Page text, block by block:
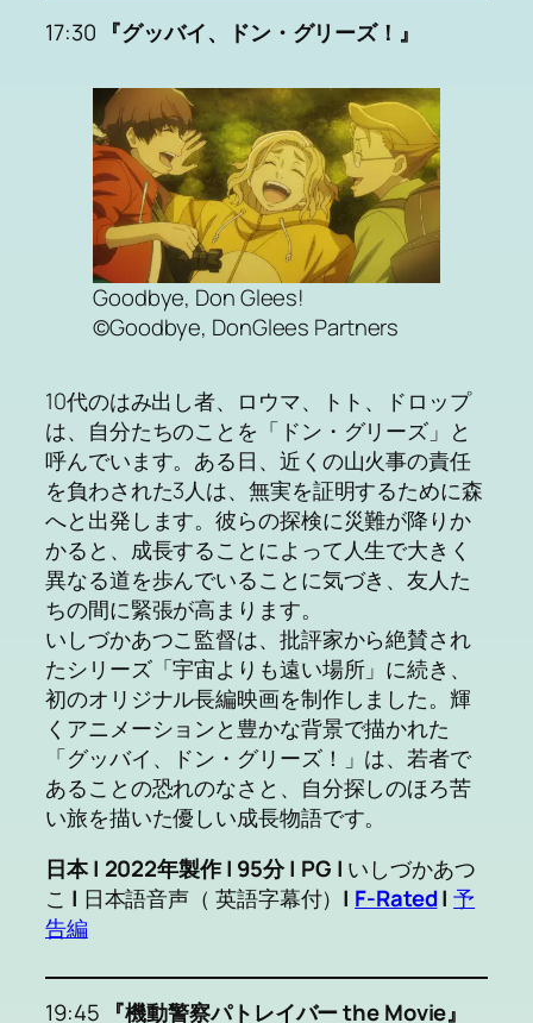
17:30 『グッバイ、ドン・グリーズ！』
Goodbye, Don Glees!
©Goodbye, DonGlees Partners
10代のはみ出し者、ロウマ、トト、ドロップ
は、自分たちのことを「ドン・グリーズ」と
呼んでいます。ある日、近くの山火事の責任
を負わされた3人は、無実を証明するために森
へと出発します。彼らの探検に災難が降りか
かると、成長することによって人生で大きく
異なる道を歩んでいることに気づき、友人た
ちの間に緊張が高まります。
いしづかあつこ監督は、批評家から絶賛され
たシリーズ「宇宙よりも遠い場所」に続き、
初のオリジナル長編映画を制作しました。輝
くアニメーションと豊かな背景で描かれた
「グッバイ、ドン・グリーズ！」は、若者で
あることの恐れのなさと、自分探しのほろ苦
い旅を描いた優しい成長物語です。
日本 | 2022年製作 | 95分 | PG | いしづかあつ
こ | 日本語音声（ 英語字幕付） | F-Rated| 予
告編
19:45 『機動警察パトレイバー the Movie』